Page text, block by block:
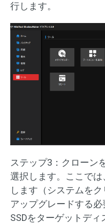
行します。
ステップ3：クローン
選択します。ここで
します（システムを
アップグレードする必
SSDをターゲットディ